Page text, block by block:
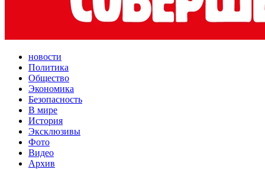
новости
Политика
Общество
Экономика
Безопасность
В мире
История
Эксклюзивы
Фото
Видео
Архив